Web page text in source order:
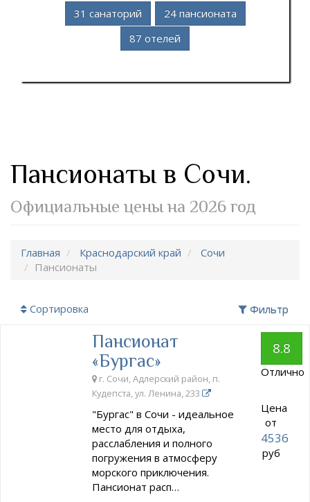
31 санаторий
24 пансионата
87 отелей
Пансионаты в Сочи.
Официальные цены на 2026 год
Главная Краснодарский край
Сочи
Пансионаты
Сортировка Фильтр
Пансионат
«Бургас»
г. Сочи, Адлерский район, п.
Кудепста, ул. Ленина, 233
"Бургас" в Сочи - идеальное
место для отдыха,
расслабления и полного
погружения в атмосферу
морского приключения.
Пансионат расп…
8.8
Отлично
Цена
от
4536
руб